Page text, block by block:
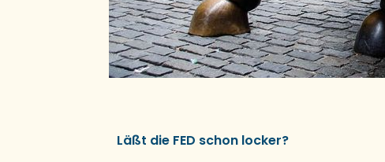
Läßt die FED schon locker?